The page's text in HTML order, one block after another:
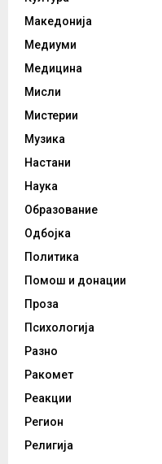
Македонија
Медиуми
Медицина
Мисли
Мистерии
Музика
Настани
Наука
Образование
Одбојка
Политика
Помош и донации
Проза
Психологија
Разно
Ракомет
Реакции
Регион
Религија